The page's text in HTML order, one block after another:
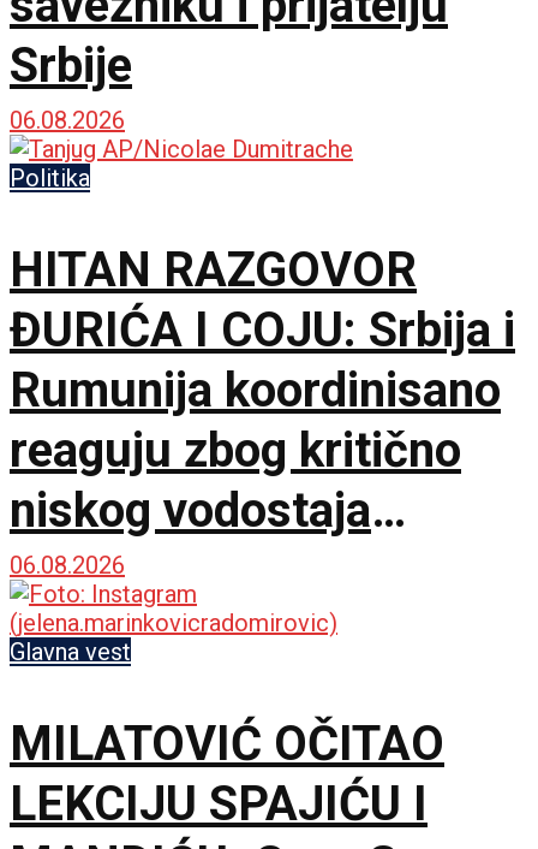
Srbije
06.08.2026
Politika
HITAN RAZGOVOR
ĐURIĆA I COJU: Srbija i
Rumunija koordinisano
reaguju zbog kritično
niskog vodostaja
Dunava
06.08.2026
Glavna vest
MILATOVIĆ OČITAO
LEKCIJU SPAJIĆU I